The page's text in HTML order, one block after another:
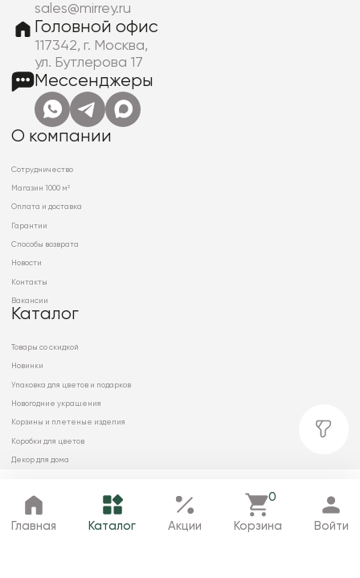
Главная Каталог Избранное Корзина Профиль
Главная Каталог Акции
0
Корзина Войти
sales@mirrey.ru
Головной офис
117342, г. Москва,
ул. Бутлерова 17
Мессенджеры
О компании
Сотрудничество
Магазин 1000 м²
Оплата и доставка
Гарантии
Способы возврата
Новости
Контакты
Вакансии
Каталог
Товары со скидкой
Новинки
Упаковка для цветов и подарков
Новогодние украшения
Корзины и плетеные изделия
Коробки для цветов
Декор для дома
© 2026 ООО «МИРРЭЙ»